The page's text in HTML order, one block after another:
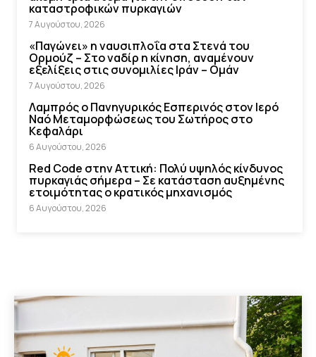
καταστροφικών πυρκαγιών
7 Αυγούστου, 2026
«Παγώνει» η ναυσιπλοΐα στα Στενά του
Ορμούζ – Στο ναδίρ η κίνηση, αναμένουν
εξελίξεις στις συνομιλίες Ιράν – Ομάν
7 Αυγούστου, 2026
Λαμπρός ο Πανηγυρικός Εσπερινός στον Ιερό
Ναό Μεταμορφώσεως του Σωτήρος στο
Κεφαλάρι
6 Αυγούστου, 2026
Red Code στην Αττική: Πολύ υψηλός κίνδυνος
πυρκαγιάς σήμερα – Σε κατάσταση αυξημένης
ετοιμότητας ο κρατικός μηχανισμός
6 Αυγούστου, 2026